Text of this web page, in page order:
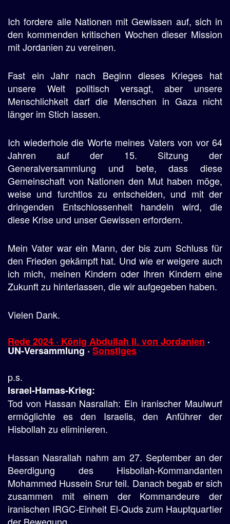
Ich fordere alle Nationen mit Gewissen auf, sich in
den kommenden kritischen Wochen dieser Mission
mit Jordanien zu vereinen.
Fast ein Jahr nach Beginn dieses Krieges hat
unsere Welt politisch versagt, aber unsere
Menschlichkeit darf die Menschen in Gaza nicht
länger im Stich lassen.
Ich wiederhole die Worte meines Vaters von vor 64
Jahren auf der 15. Sitzung der
Generalversammlung und bete, dass diese
Gemeinschaft von Nationen den Mut haben möge,
weise und furchtlos zu entscheiden, und mit der
dringenden Entschlossenheit handeln wird, die
diese Krise und unser Gewissen erfordern.
Mein Vater war ein Mann, der bis zum Schluss für
den Frieden gekämpft hat. Und wie er weigere auch
ich mich, meinen Kindern oder Ihren Kindern eine
Zukunft zu hinterlassen, die wir aufgegeben haben.
Vielen Dank.
Rede 2024 · König Abdullah II. von Jordanien ·
UN-Versammlung ·Sonstiges
p.s.
Israel-Hamas-Krieg:
Tod von Hassan Nasrallah: Ein iranischer Maulwurf
ermöglichte es den Israelis, den Anführer der
Hisbollah zu eliminieren.
Hassan Nasrallah nahm am 27. September an der
Beerdigung des Hisbollah-Kommandanten
Mohammed Hussein Srur teil. Danach begab er sich
zusammen mit einem der Kommandeure der
iranischen IRGC-Einheit El-Quds zum Hauptquartier